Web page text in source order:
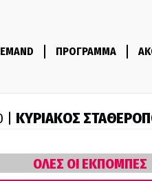
ΠΡΟΓΡΑΜΜΑ
| ΚΥΡΙΑΚΟΣ
ΟΛΕΣ ΟΙ ΕΚΠΟΜΠΕΣ